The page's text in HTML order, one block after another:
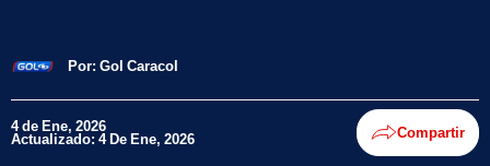
Por: Gol Caracol
4 de Ene, 2026
Actualizado: 4 De Ene, 2026 Compartir